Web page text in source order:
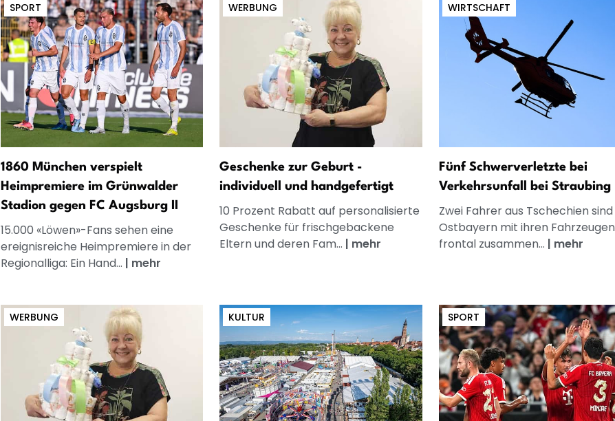
SPORT
1860 München verspielt
Heimpremiere im Grünwalder
Stadion gegen FC Augsburg II
15.000 «Löwen»-Fans sehen eine
ereignisreiche Heimpremiere in der
Regionalliga: Ein Hand... | mehr
WERBUNG
Geschenke zur Geburt -
individuell und handgefertigt
10 Prozent Rabatt auf personalisierte
Geschenke für frischgebackene
Eltern und deren Fam... | mehr
WIRTSCHAFT
Fünf Schwerverletzte bei
Verkehrsunfall bei Straubing
Zwei Fahrer aus Tschechien sind
Ostbayern mit ihren Fahrzeugen
frontal zusammen... | mehr
WERBUNG KULTUR SPORT